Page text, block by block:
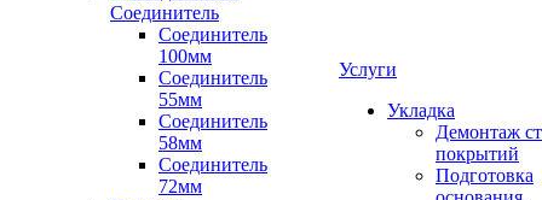
Соединитель
Соединитель
100мм
Соединитель
55мм
Соединитель
58мм
Соединитель
72мм
Услуги
Укладка
Демонтаж
покрытий
Подготовка